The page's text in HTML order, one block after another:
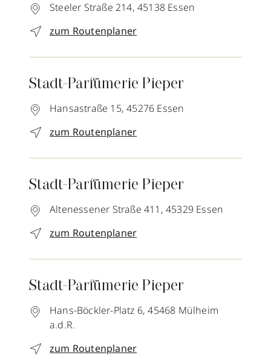
Steeler Straße 214, 45138 Essen
zum Routenplaner
Stadt-Parfümerie Pieper
Hansastraße 15, 45276 Essen
zum Routenplaner
Stadt-Parfümerie Pieper
Altenessener Straße 411, 45329 Essen
zum Routenplaner
Stadt-Parfümerie Pieper
Hans-Böckler-Platz 6, 45468 Mülheim
a.d.R.
zum Routenplaner